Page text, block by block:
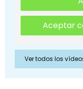
Aceptar
Ver todos los